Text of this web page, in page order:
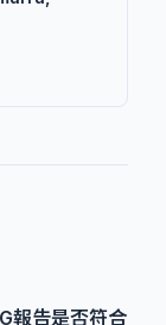
報告是否符合